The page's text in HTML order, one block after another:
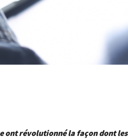
ont révolutionné la façon dont les